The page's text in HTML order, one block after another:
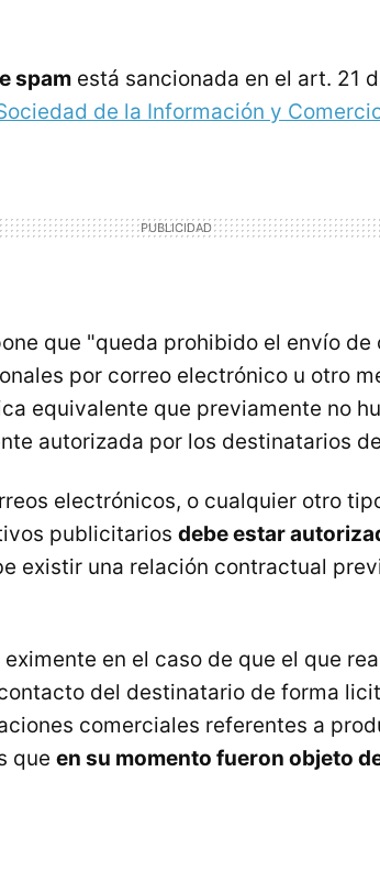
spam está sancionada en el art. 21
de la Información y
que "queda prohibido el envío de
por correo electrónico u otro
equivalente que previamente no
autorizada por los destinatarios
electrónicos, o cualquier otro
publicitarios debe estar
existir una relación contractual
en el caso de que el que
del destinatario de forma
comerciales referentes a
que en su momento fueron objeto